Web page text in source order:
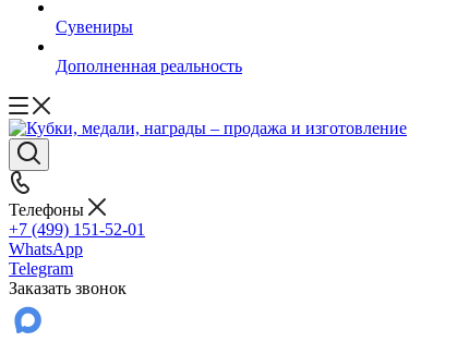
Сувениры
Дополненная реальность
Телефоны
+7 (499) 151-52-01
WhatsApp
Telegram
Заказать звонок